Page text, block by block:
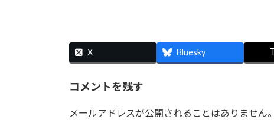
:
X Bluesky
コメントを残す
メールアドレスが公開されることはありません。